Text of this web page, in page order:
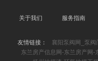
关于我们 服务指南
友情链接： 襄阳泵阀网_泵
东兰房产信息网-东兰房产网-